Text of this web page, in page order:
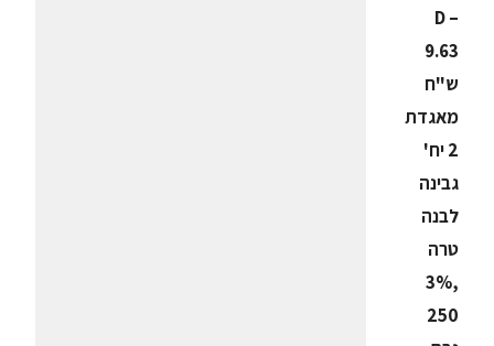
D –
9.63
ש"ח
מאגדת
2 יח'
גבינה
לבנה
טרה
,3%
250